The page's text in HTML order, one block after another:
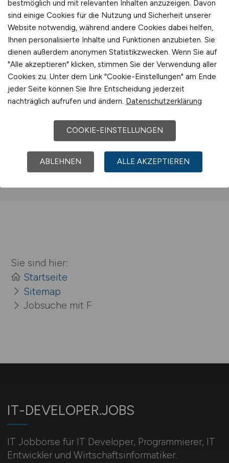
Jobs bei Fr. Schiettinger KG
Jobs bei freenet DLS GmbH
(Büdelsdorf)
Jobs bei FRIWO Gerätebau GmbH
Mehr
Sie sind hier:
Startseite
Sitemap
Jobsuche mit F
IT-DEVELOPER.JOBS
IT Jobbörse für IT Developer, Programmierer, IT
Entwickler und Wirtschaftsinformatiker.
bestmöglich und mit relevanten Inhalten anzuzeigen. Davon
sind einige Cookies für die Nutzung und Sicherheit unserer
Website notwendig, während andere Cookies dabei helfen,
Ihnen personalisierte Inhalte und Funktionen anzubieten. Sie
dienen außerdem anonymen Statistikzwecken. Wenn Sie auf
"Alle akzeptieren" klicken, stimmen Sie der Verwendung aller
Cookies zu. Unter dem Link "Cookie-Einstellungen" am Ende
jeder Seite können Sie Ihre Entscheidung jederzeit
nachträglich aufrufen und ändern. Datenschutzerklärung
COOKIE-EINSTELLUNGEN
ABLEHNEN ALLE AKZEPTIEREN